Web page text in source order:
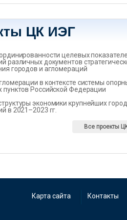
ЦК ИЭГ
целевых
различных документов
городов и агломераций
в контексте системы
пунктов Российской Федерации
экономики крупнейших
в 2021–2023 гг.
Все проекты
Карта сайта Контакты